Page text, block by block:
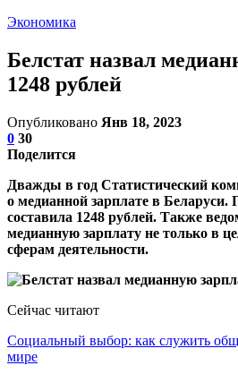
Экономика
Белстат назвал
1248 рублей
Опубликовано Янв 18, 2023
0 30
Поделится
Дважды в год Статистический
о медианной зарплате в Беларуси.
составила 1248 рублей. Также
медианную зарплату не только в
сферам деятельности.
Сейчас читают
Социальный выбор: как служить
мире